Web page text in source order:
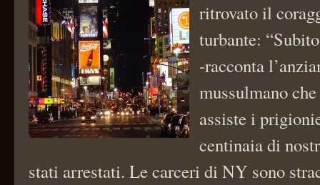
ritrovato il
turbante:
-racconta
mussulmano
assiste i
centinaia di
stati arrestati. Le carceri di NY sono